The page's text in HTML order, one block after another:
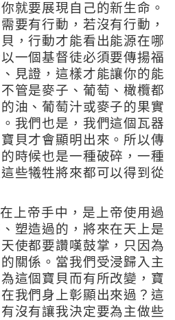
就要展現自己的新生命。
要有行動，若沒有行動，
，行動才能看出能源在哪
一個基督徒必須要傳揚福
見證，這樣才能讓你的能
管是麥子、葡萄、橄欖都
油、葡萄汁或麥子的果實
我們也是，我們這個瓦器
貝才會顯明出來。所以傳
時候也是一種破碎，一種
些犧牲將來都可以得到從
上帝手中，是上帝使用過
塑造過的，將來在天上是
使都要讚嘆鼓掌，只因為
關係。當我們受浸歸入主
這個寶貝而有所改變，寶
我們身上彰顯出來過？這
沒有讓我決定要為主做些